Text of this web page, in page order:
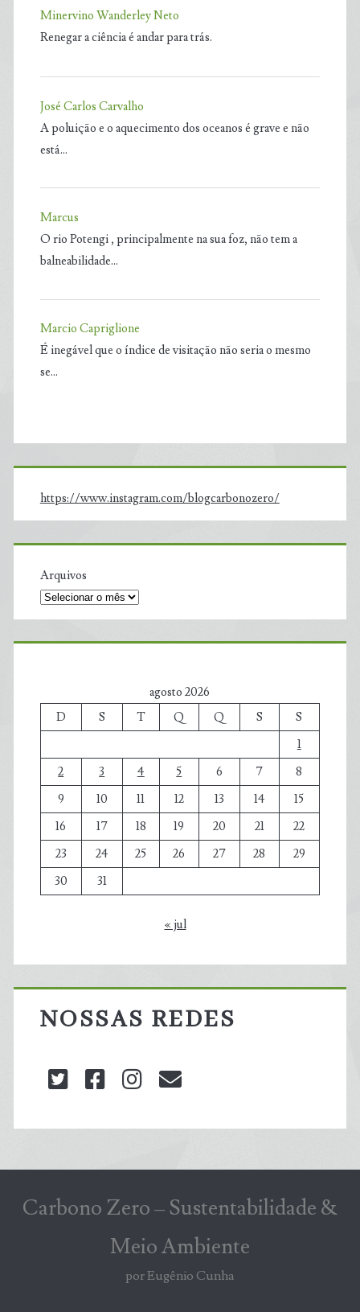
Minervino Wanderley Neto
Renegar a ciência é andar para trás.
José Carlos Carvalho
A poluição e o aquecimento dos oceanos é grave e não
está…
Marcus
O rio Potengi , principalmente na sua foz, não tem a
balneabilidade…
Marcio Capriglione
É inegável que o índice de visitação não seria o mesmo
se…
https://www.instagram.com/blogcarbonozero/
Arquivos
agosto 2026
D
S T Q Q S
S
1
2
3 4 5 6 7
8
9
10 11 12 13 14
15
16
17 18 19 20 21
22
23
24 25 26 27 28
29
30
31
« jul
NOSSAS REDES
twitterfacebookinstagram
Carbono Zero – Sustentabilidade &
Meio Ambiente
por Eugênio Cunha